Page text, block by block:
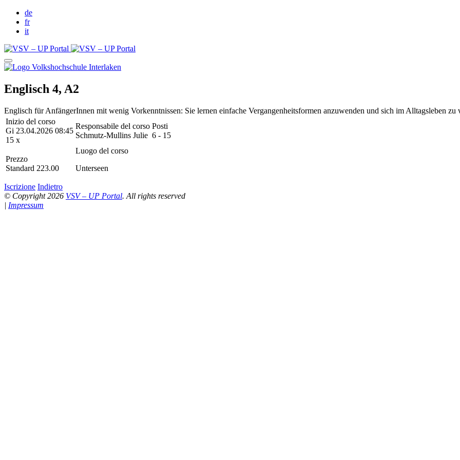
de
fr
it
Englisch 4, A2
Englisch für AnfängerInnen mit wenig Vorkenntnissen: Sie lernen einfache Vergangenheitsformen anzuwenden und sich im Alltagsleben zu
Inizio del corso
Gi 23.04.2026 08:45
15 x
Responsabile del corso
Schmutz-Mullins Julie
Posti
6 - 15
Prezzo
Standard 223.00
Luogo del corso
Unterseen
Iscrizione Indietro
© Copyright 2026 VSV – UP Portal. All rights reserved
| Impressum